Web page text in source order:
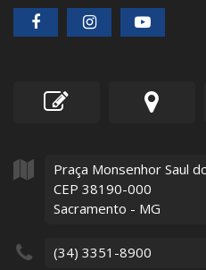
Praça Monsenhor Saul
CEP 38190-000
Sacramento - MG
(34) 3351-8900